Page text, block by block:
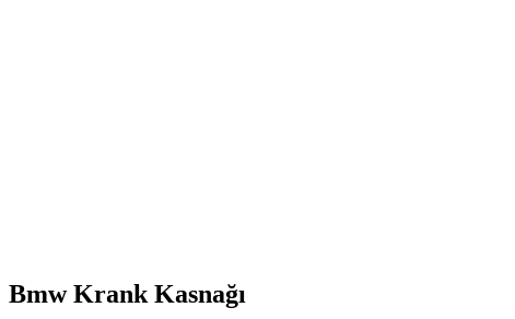
Bmw Krank Kasnağı